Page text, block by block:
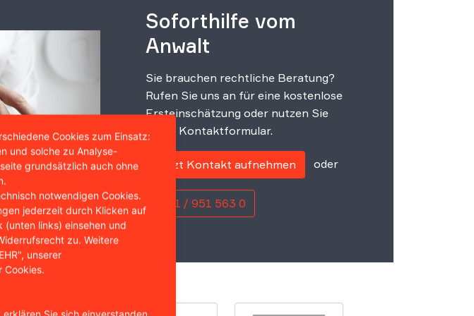
Soforthilfe vom
Anwalt
Sie brauchen rechtliche Beratung?
Rufen Sie uns an für eine kostenlose
Ersteinschätzung oder nutzen Sie
unser Kontaktformular.
Jetzt Kontakt aufnehmen oder
0221 / 951 563 0
Cookies zum Einsatz:
und solche zu Analyse-
grundsätzlich auch ohne
notwendigen Cookies.
jederzeit durch Klicken auf
links) einsehen und
zu. Weitere
unserer
Cookies.